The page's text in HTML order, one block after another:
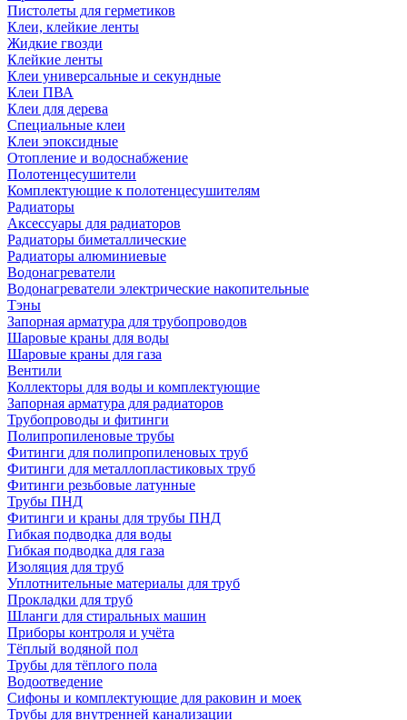
Пистолеты для герметиков
Клеи, клейкие ленты
Жидкие гвозди
Клейкие ленты
Клеи универсальные и секундные
Клеи ПВА
Клеи для дерева
Специальные клеи
Клеи эпоксидные
Отопление и водоснабжение
Полотенцесушители
Комплектующие к полотенцесушителям
Радиаторы
Аксессуары для радиаторов
Радиаторы биметаллические
Радиаторы алюминиевые
Водонагреватели
Водонагреватели электрические накопительные
Тэны
Запорная арматура для трубопроводов
Шаровые краны для воды
Шаровые краны для газа
Вентили
Коллекторы для воды и комплектующие
Запорная арматура для радиаторов
Трубопроводы и фитинги
Полипропиленовые трубы
Фитинги для полипропиленовых труб
Фитинги для металлопластиковых труб
Фитинги резьбовые латунные
Трубы ПНД
Фитинги и краны для трубы ПНД
Гибкая подводка для воды
Гибкая подводка для газа
Изоляция для труб
Уплотнительные материалы для труб
Прокладки для труб
Шланги для стиральных машин
Приборы контроля и учёта
Тёплый водяной пол
Трубы для тёплого пола
Водоотведение
Сифоны и комплектующие для раковин и моек
Трубы для внутренней канализации